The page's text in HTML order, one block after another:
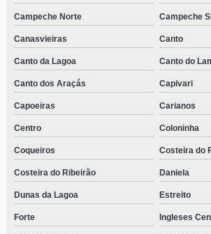
Campeche Norte Campeche
Canasvieiras Canto
Canto da Lagoa Canto do
Canto dos Araçás Capivari
Capoeiras Carianos
Centro Coloninha
Coqueiros Costeira do
Costeira do Ribeirão Daniela
Dunas da Lagoa Estreito
Forte Ingleses